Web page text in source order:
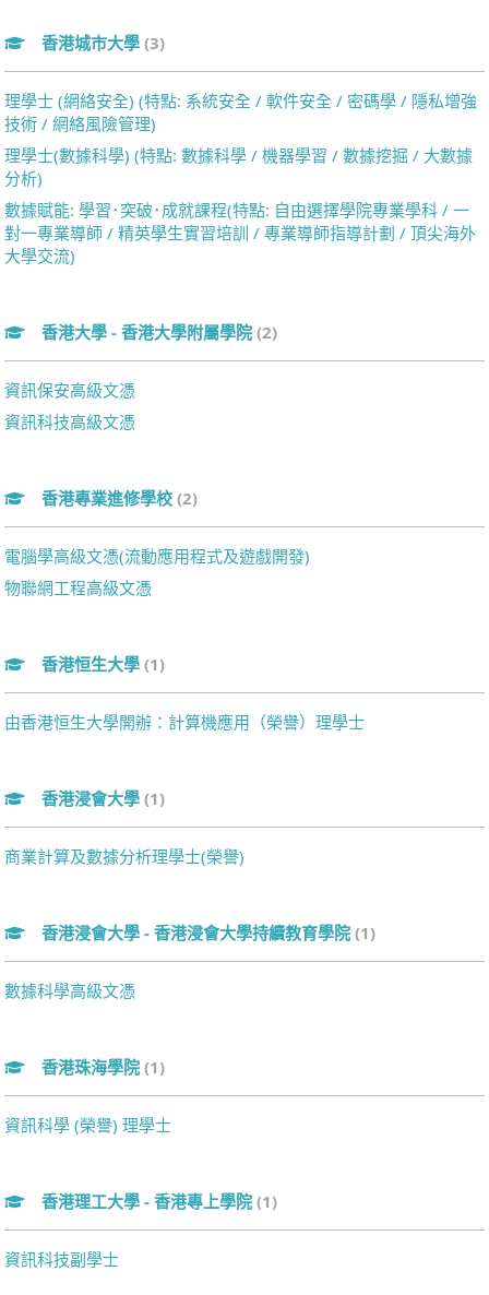
香港城市大學 (3)
理學士 (網絡安全) (特點: 系統安全 / 軟件安全 / 密碼學 / 隱私增強
技術 / 網絡風險管理)
理學士(數據科學) (特點: 數據科學 / 機器學習 / 數據挖掘 / 大數據
分析)
數據賦能: 學習･突破･成就課程(特點: 自由選擇學院專業學科 / 一
對一專業導師 / 精英學生實習培訓 / 專業導師指導計劃 / 頂尖海外
大學交流)
香港大學 - 香港大學附屬學院 (2)
資訊保安高級文憑
資訊科技高級文憑
香港專業進修學校 (2)
電腦學高級文憑(流動應用程式及遊戲開發)
物聯網工程高級文憑
香港恒生大學 (1)
由香港恒生大學開辦：計算機應用（榮譽）理學士
香港浸會大學 (1)
商業計算及數據分析理學士(榮譽)
香港浸會大學 - 香港浸會大學持續教育學院 (1)
數據科學高級文憑
香港珠海學院 (1)
資訊科學 (榮譽) 理學士
香港理工大學 - 香港專上學院 (1)
資訊科技副學士